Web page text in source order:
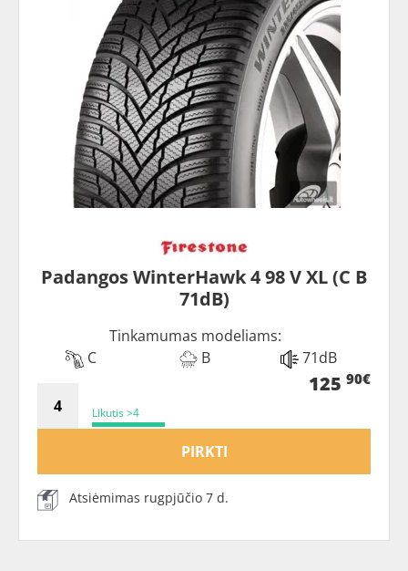
Padangos WinterHawk 4 98 V XL (C B
71dB)
Tinkamumas modeliams:
C
B 71dB
Likutis >4
125 90€
PIRKTI
Atsiėmimas rugpjūčio 7 d.